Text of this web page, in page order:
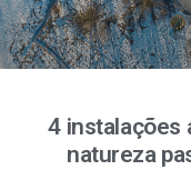
4 instalações
natureza